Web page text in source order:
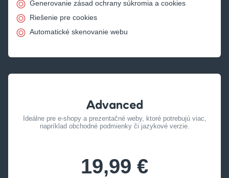
Generovanie zásad ochrany súkromia a cookies
Riešenie pre cookies
Automatické skenovanie webu
Advanced
Ideálne pre e-shopy a prezentačné weby, ktoré potrebujú viac,
napríklad obchodné podmienky či jazykové verzie.
19,99 €